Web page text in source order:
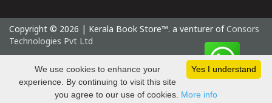
Copyright © 2026 | Kerala Book Store™. a venturer of Consors
Technologies Pvt Ltd
Friday 7 August, 2026 IST
Yes I understand
We use cookies to enhance your
experience. By continuing to visit this site
you agree to our use of cookies. More info